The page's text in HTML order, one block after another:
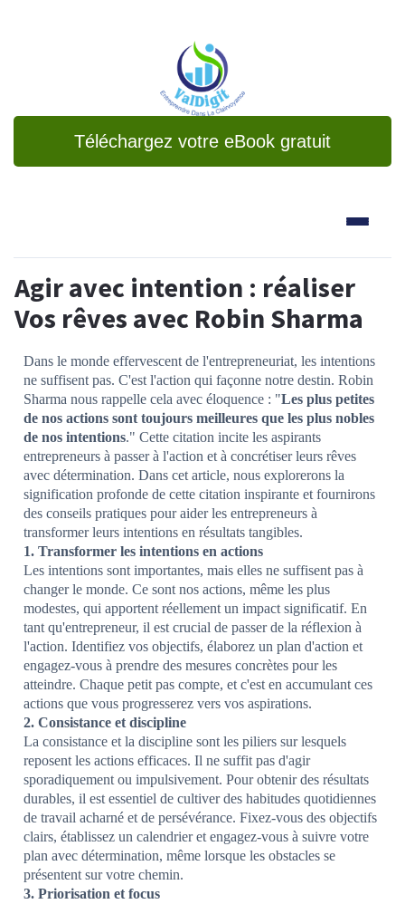
Téléchargez votre eBook gratuit
Agir avec intention : réaliser
Vos rêves avec Robin Sharma
Dans le monde effervescent de l'entrepreneuriat, les intentions
ne suffisent pas. C'est l'action qui façonne notre destin. Robin
Sharma nous rappelle cela avec éloquence : "Les plus petites
de nos actions sont toujours meilleures que les plus nobles
de nos intentions." Cette citation incite les aspirants
entrepreneurs à passer à l'action et à concrétiser leurs rêves
avec détermination. Dans cet article, nous explorerons la
signification profonde de cette citation inspirante et fournirons
des conseils pratiques pour aider les entrepreneurs à
transformer leurs intentions en résultats tangibles.
1. Transformer les intentions en actions
Les intentions sont importantes, mais elles ne suffisent pas à
changer le monde. Ce sont nos actions, même les plus
modestes, qui apportent réellement un impact significatif. En
tant qu'entrepreneur, il est crucial de passer de la réflexion à
l'action. Identifiez vos objectifs, élaborez un plan d'action et
engagez-vous à prendre des mesures concrètes pour les
atteindre. Chaque petit pas compte, et c'est en accumulant ces
actions que vous progresserez vers vos aspirations.
2. Consistance et discipline
La consistance et la discipline sont les piliers sur lesquels
reposent les actions efficaces. Il ne suffit pas d'agir
sporadiquement ou impulsivement. Pour obtenir des résultats
durables, il est essentiel de cultiver des habitudes quotidiennes
de travail acharné et de persévérance. Fixez-vous des objectifs
clairs, établissez un calendrier et engagez-vous à suivre votre
plan avec détermination, même lorsque les obstacles se
présentent sur votre chemin.
3. Priorisation et focus